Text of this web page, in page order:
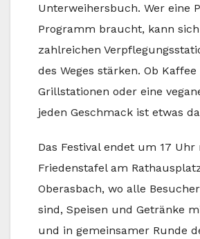
Unterweihersbuch. Wer eine
Programm braucht, kann
zahlreichen
des Weges stärken. Ob
Grillstationen oder eine
jeden Geschmack ist etwas
Das Festival endet um 17
Friedenstafel am
Oberasbach, wo alle
sind, Speisen und Getränke
und in gemeinsamer Runde